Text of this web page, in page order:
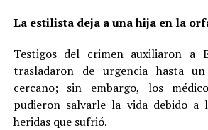
La estilista deja a una hija en la
Testigos del crimen auxiliaron a
trasladaron de urgencia hasta
cercano; sin embargo, los
pudieron salvarle la vida debido a
heridas que sufrió.